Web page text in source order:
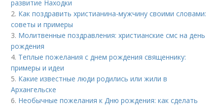
развитие Находки
2. Как поздравить христианина-мужчину своими словами:
советы и примеры
3. Молитвенные поздравления: христианские смс на день
рождения
4. Теплые пожелания с днем рождения священнику:
примеры и идеи
5. Какие известные люди родились или жили в
Архангельске
6. Необычные пожелания к Дню рождения: как сделать